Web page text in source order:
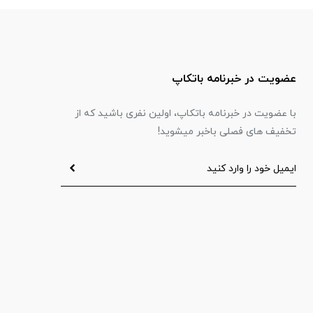
عضویت در خبرنامه باتکاپ
با عضویت در خبرنامه باتکاپ، اولین نفری باشید که از
تخفیف های فصلی باخبر میشوید!